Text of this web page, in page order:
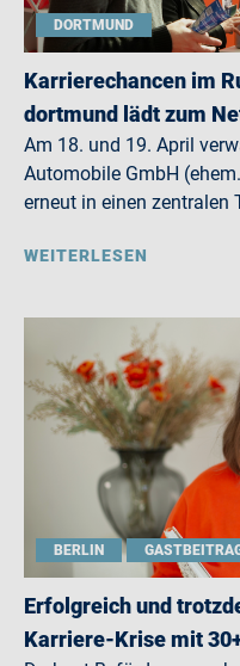
DORTMUND
Karrierechancen im
dortmund lädt zum
Am 18. und 19. April
Automobile GmbH
erneut in einen
WEITERLESEN
BERLIN
Erfolgreich und
Karriere-Krise mit